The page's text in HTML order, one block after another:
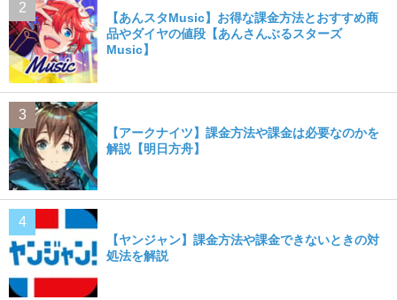
【あんスタMusic】お得な課金方法とおすすめ商
品やダイヤの値段【あんさんぶるスターズ
Music】
【アークナイツ】課金方法や課金は必要なのかを
解説【明日方舟】
【ヤンジャン】課金方法や課金できないときの対
処法を解説